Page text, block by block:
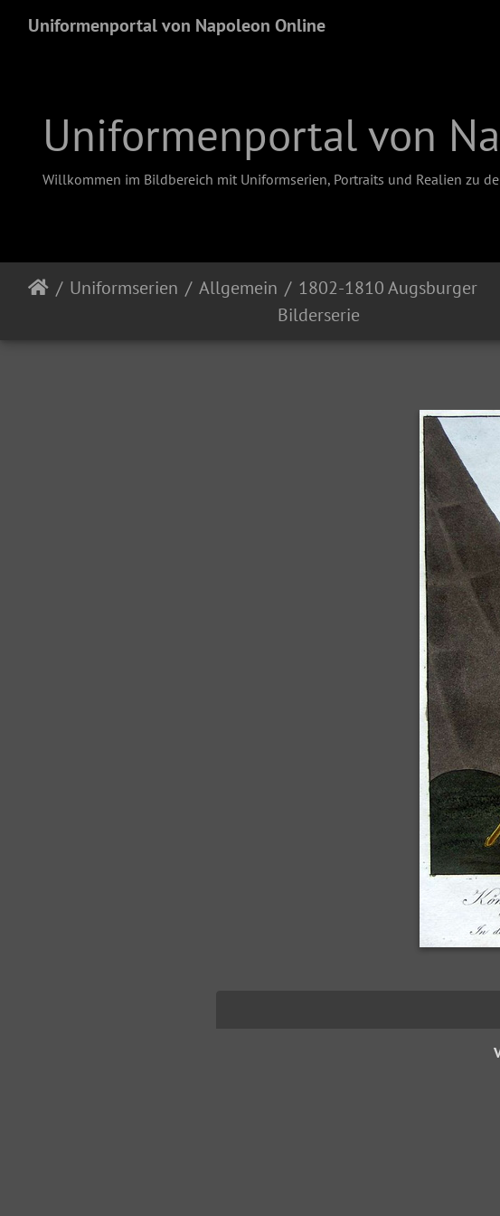
Uniformenportal von Napoleon Online
Uniformenportal von
Willkommen im Bildbereich mit Uniformserien, Portraits und Realien zu
Uniformserien Allgemein
1802-1810 Augsburger
Bilderserie